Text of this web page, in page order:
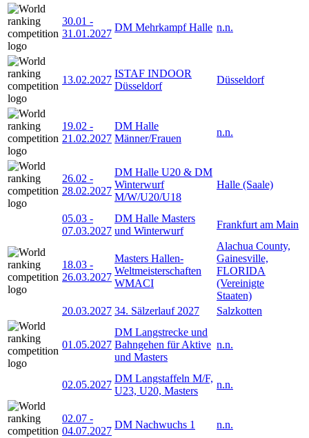
30.01 -
31.01.2027
DM Mehrkampf Halle n.n.
13.02.2027
ISTAF INDOOR
Düsseldorf
Düsseldorf
19.02 -
21.02.2027
DM Halle
Männer/Frauen
n.n.
26.02 -
28.02.2027
DM Halle U20 & DM
Winterwurf
M/W/U20/U18
Halle (Saale)
05.03 -
07.03.2027
DM Halle Masters
und Winterwurf
Frankfurt am Main
18.03 -
26.03.2027
Masters Hallen-
Weltmeisterschaften
WMACI
Alachua County,
Gainesville,
FLORIDA
(Vereinigte
Staaten)
20.03.2027 34. Sälzerlauf 2027 Salzkotten
01.05.2027
DM Langstrecke und
Bahngehen für Aktive
und Masters
n.n.
02.05.2027
DM Langstaffeln M/F,
U23, U20, Masters
n.n.
02.07 -
04.07.2027
DM Nachwuchs 1 n.n.